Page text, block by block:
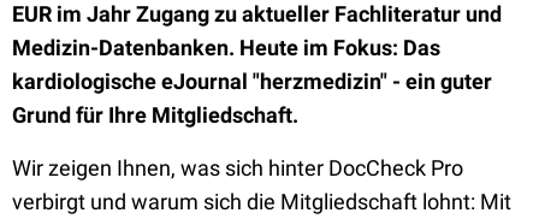
EUR im Jahr Zugang zu aktueller Fachliteratur und
Medizin-Datenbanken. Heute im Fokus: Das
kardiologische eJournal "herzmedizin" - ein guter
Grund für Ihre Mitgliedschaft.
Wir zeigen Ihnen, was sich hinter DocCheck Pro
verbirgt und warum sich die Mitgliedschaft lohnt: Mit